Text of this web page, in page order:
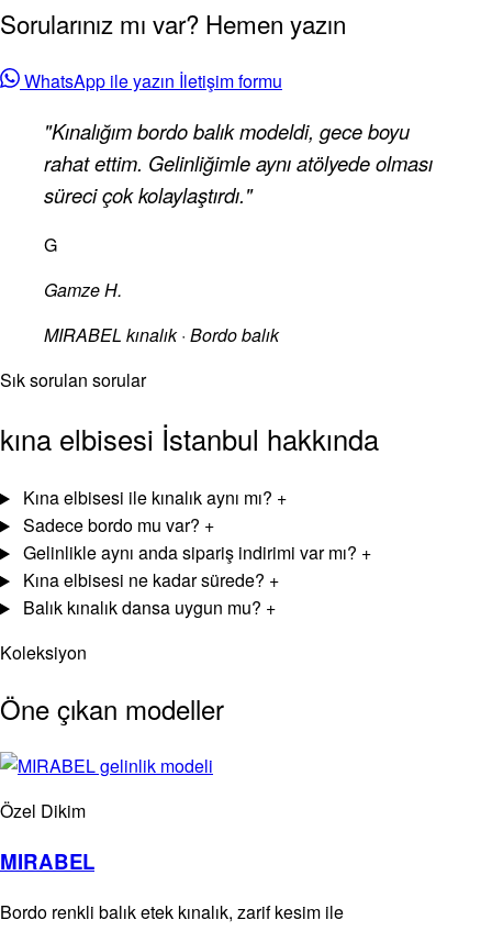
Sorularınız mı var? Hemen yazın
WhatsApp ile yazın İletişim formu
"Kınalığım bordo balık modeldi, gece boyu
rahat ettim. Gelinliğimle aynı atölyede olması
süreci çok kolaylaştırdı."
G
Gamze H.
MIRABEL kınalık · Bordo balık
Sık sorulan sorular
kına elbisesi İstanbul hakkında
Kına elbisesi ile kınalık aynı mı? +
Sadece bordo mu var? +
Gelinlikle aynı anda sipariş indirimi var mı? +
Kına elbisesi ne kadar sürede? +
Balık kınalık dansa uygun mu? +
Koleksiyon
Öne çıkan modeller
Özel Dikim
MIRABEL
Bordo renkli balık etek kınalık, zarif kesim ile